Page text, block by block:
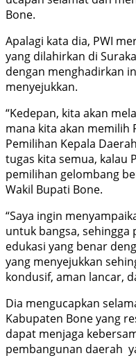
Bone.
Apalagi kata dia, PWI
yang dilahirkan di
dengan menghadirkan
menyejukkan.
“Kedepan, kita akan
mana kita akan memilih
Pemilihan Kepala
tugas kita semua, kalau
pemilihan gelombang
Wakil Bupati Bone.
“Saya ingin
untuk bangsa,
edukasi yang benar
yang menyejukkan
kondusif, aman lancar,
Dia mengucapkan
Kabupaten Bone yang
dapat menjaga
pembangunan daerah